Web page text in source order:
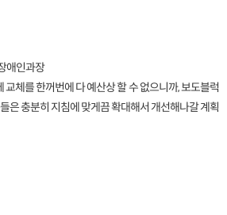
애인과장
체를 한꺼번에 다 예산상 할 수 없으니까, 보도블럭
은 충분히 지침에 맞게끔 확대해서 개선해나갈 계획